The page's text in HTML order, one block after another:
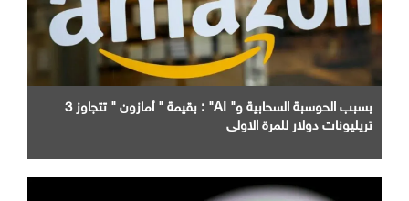
بسبب الحوسبة السحابية و" AI" : بقيمة " أمازون " تتجاوز 3
تريليونات دولار للمرة الاولى